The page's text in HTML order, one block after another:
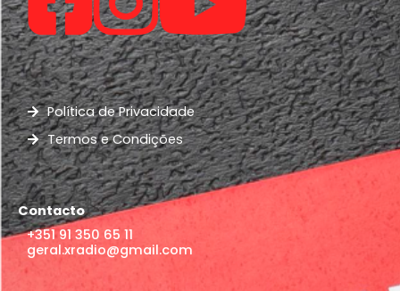
Política de Privacidade
Termos e Condições
Contacto
+351 91 350 65 11
geral.xradio@gmail.com